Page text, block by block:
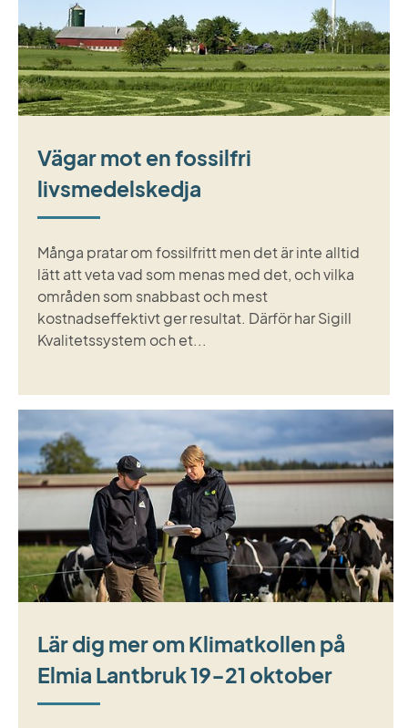
Vägar mot en fossilfri
livsmedelskedja
Många pratar om fossilfritt men det är inte alltid
lätt att veta vad som menas med det, och vilka
områden som snabbast och mest
kostnadseffektivt ger resultat. Därför har Sigill
Kvalitetssystem och et...
Lär dig mer om Klimatkollen på
Elmia Lantbruk 19-21 oktober